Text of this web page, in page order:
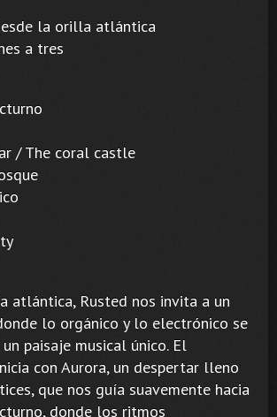
la orilla atlántica
a tres
/ The coral castle
atlántica, Rusted nos invita a un
lo orgánico y lo electrónico se
paisaje musical único. El
con Aurora, un despertar lleno
que nos guía suavemente hacia
donde los ritmos